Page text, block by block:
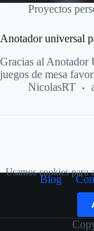
Usamos cookies para
Proyectos
Anotador universal
Gracias al Anotador
juegos de mesa
NicolasRT
Blog